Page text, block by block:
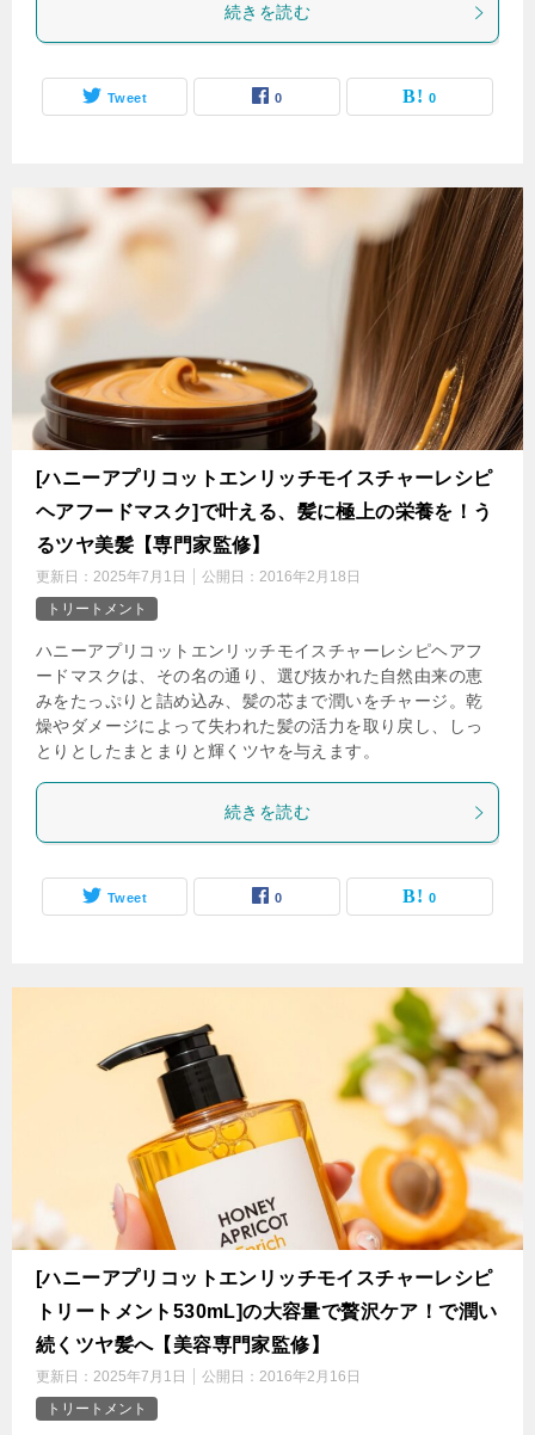
続きを読む
Tweet 0 0
[ハニーアプリコットエンリッチモイスチャーレシピ
ヘアフードマスク]で叶える、髪に極上の栄養を！う
るツヤ美髪【専門家監修】
更新日： 2025年7月1日 公開日： 2016年2月18日
トリートメント
ハニーアプリコットエンリッチモイスチャーレシピヘアフ
ードマスクは、その名の通り、選び抜かれた自然由来の恵
みをたっぷりと詰め込み、髪の芯まで潤いをチャージ。乾
燥やダメージによって失われた髪の活力を取り戻し、しっ
とりとしたまとまりと輝くツヤを与えます。
続きを読む
Tweet 0 0
[ハニーアプリコットエンリッチモイスチャーレシピ
トリートメント530mL]の大容量で贅沢ケア！で潤い
続くツヤ髪へ【美容専門家監修】
更新日： 2025年7月1日 公開日： 2016年2月16日
トリートメント